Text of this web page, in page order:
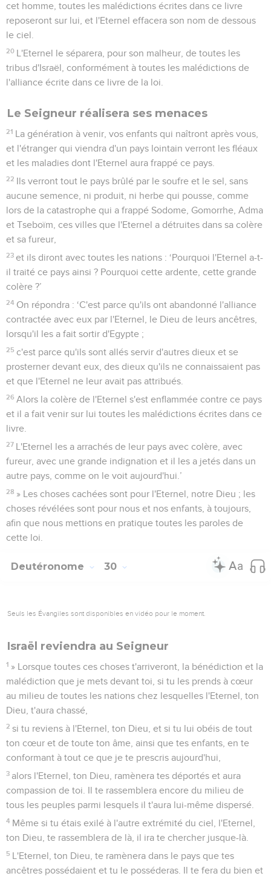
cet homme, toutes les malédictions écrites dans ce livre
reposeront sur lui, et l'Eternel effacera son nom de dessous
le ciel.
20 L'Eternel le séparera, pour son malheur, de toutes les
tribus d'Israël, conformément à toutes les malédictions de
l'alliance écrite dans ce livre de la loi.
Le Seigneur réalisera ses menaces
21 La génération à venir, vos enfants qui naîtront après vous,
et l'étranger qui viendra d'un pays lointain verront les fléaux
et les maladies dont l'Eternel aura frappé ce pays.
22 Ils verront tout le pays brûlé par le soufre et le sel, sans
aucune semence, ni produit, ni herbe qui pousse, comme
lors de la catastrophe qui a frappé Sodome, Gomorrhe, Adma
et Tseboïm, ces villes que l'Eternel a détruites dans sa colère
et sa fureur,
23 et ils diront avec toutes les nations : ‘Pourquoi l'Eternel a-t-
il traité ce pays ainsi ? Pourquoi cette ardente, cette grande
colère ?’
24 On répondra : ‘C'est parce qu'ils ont abandonné l'alliance
contractée avec eux par l'Eternel, le Dieu de leurs ancêtres,
lorsqu'il les a fait sortir d'Egypte ;
25 c'est parce qu'ils sont allés servir d'autres dieux et se
prosterner devant eux, des dieux qu'ils ne connaissaient pas
et que l'Eternel ne leur avait pas attribués.
26 Alors la colère de l'Eternel s'est enflammée contre ce pays
et il a fait venir sur lui toutes les malédictions écrites dans ce
livre.
27 L'Eternel les a arrachés de leur pays avec colère, avec
fureur, avec une grande indignation et il les a jetés dans un
autre pays, comme on le voit aujourd'hui.’
28 » Les choses cachées sont pour l'Eternel, notre Dieu ; les
choses révélées sont pour nous et nos enfants, à toujours,
afin que nous mettions en pratique toutes les paroles de
cette loi.
Deutéronome 30
Seuls les Évangiles sont disponibles en vidéo pour le moment.
Israël reviendra au Seigneur
1 » Lorsque toutes ces choses t'arriveront, la bénédiction et la
malédiction que je mets devant toi, si tu les prends à cœur
au milieu de toutes les nations chez lesquelles l'Eternel, ton
Dieu, t'aura chassé,
2 si tu reviens à l'Eternel, ton Dieu, et si tu lui obéis de tout
ton cœur et de toute ton âme, ainsi que tes enfants, en te
conformant à tout ce que je te prescris aujourd'hui,
3 alors l'Eternel, ton Dieu, ramènera tes déportés et aura
compassion de toi. Il te rassemblera encore du milieu de
tous les peuples parmi lesquels il t'aura lui-même dispersé.
4 Même si tu étais exilé à l'autre extrémité du ciel, l'Eternel,
ton Dieu, te rassemblera de là, il ira te chercher jusque-là.
5 L'Eternel, ton Dieu, te ramènera dans le pays que tes
ancêtres possédaient et tu le posséderas. Il te fera du bien et